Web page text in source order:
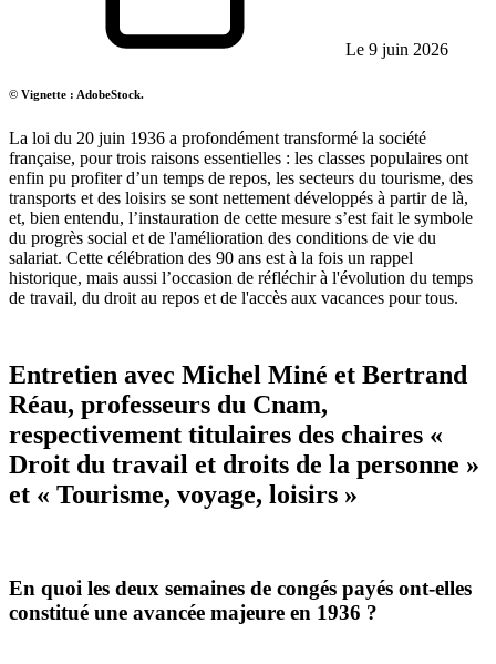
Le 9 juin 2026
© Vignette : AdobeStock.
La loi du 20 juin 1936 a profondément transformé la société
française, pour trois raisons essentielles : les classes populaires ont
enfin pu profiter d’un temps de repos, les secteurs du tourisme, des
transports et des loisirs se sont nettement développés à partir de là,
et, bien entendu, l’instauration de cette mesure s’est fait le symbole
du progrès social et de l'amélioration des conditions de vie du
salariat. Cette célébration des 90 ans est à la fois un rappel
historique, mais aussi l’occasion de réfléchir à l'évolution du temps
de travail, du droit au repos et de l'accès aux vacances pour tous.
Entretien avec Michel Miné et Bertrand
Réau, professeurs du Cnam,
respectivement titulaires des chaires «
Droit du travail et droits de la personne »
et « Tourisme, voyage, loisirs »
En quoi les deux semaines de congés payés ont-elles
constitué une avancée majeure en 1936 ?